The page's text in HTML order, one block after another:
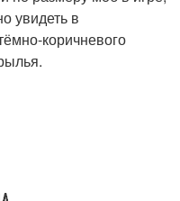
увидеть в
коричневого